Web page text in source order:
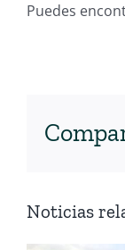
Puedes
Noticias